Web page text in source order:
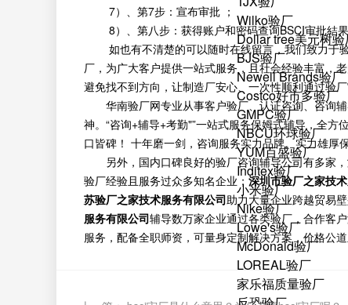
Wilko验厂
Dollar tree美元树验
BJS验厂
Newell Brands验厂
Costco好市多验厂
GMPC验厂
NBCU环球验厂
YUM百盛验厂
Inditex验厂
小米验厂
Nike验厂
Lowe's验厂
McDonald验厂
LOREAL验厂
家乐福质量验厂
7）、第7步：宣布审批 ；
8）、第八步：获得账户和密码查询BSCI审批結果
如也有不清楚的可以随时在线留言，我们致力于
厂，为广大客户提供一站式服务，且社会经验丰富，
避免找不到方向，让制造厂安心、一次性顺利通过验厂
华南验厂网专业从事客户验厂、认证咨询、咨询
神。“咨询+辅导+考勤"”一站式服务保姆式辅导，全
口皆碑！ 十年磨一剑，咨询服务实力品牌。实力雄厚
另外，国内口碑良好的验厂咨询辅导公司有多家，
验厂经验且服务过众多知名企业；深圳市验厂之家技
苏验厂之家技术服务有限公司助力大量企业跨越贸易
服务有限公司辅导数万家企业通过各类验厂，合作客
服务，配备全职师资，可量身定制解决方案，价格公道